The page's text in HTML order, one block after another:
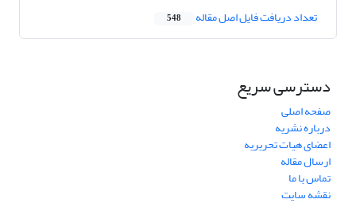
تعداد دریافت فایل اصل مقاله 548
دسترسی سریع
صفحه اصلی
درباره نشریه
اعضای هیات تحریریه
ارسال مقاله
تماس با ما
نقشه سایت